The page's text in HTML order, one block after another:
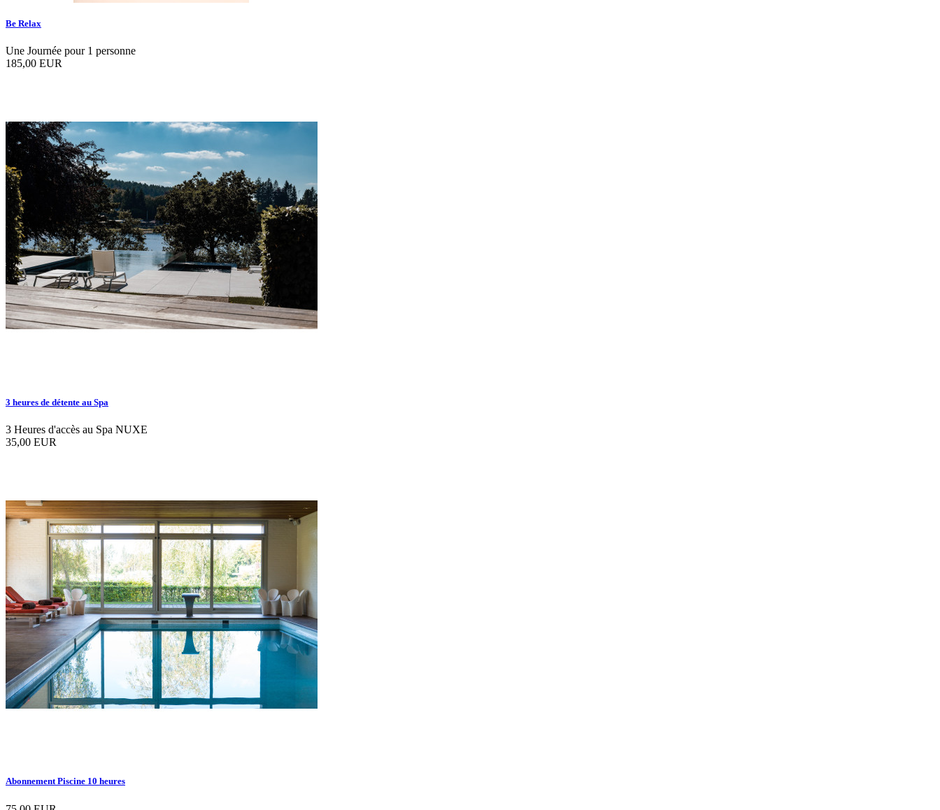
Be Relax
Une Journée pour 1 personne
185,00 EUR
3 heures de détente au Spa
3 Heures d'accès au Spa NUXE
35,00 EUR
Abonnement Piscine 10 heures